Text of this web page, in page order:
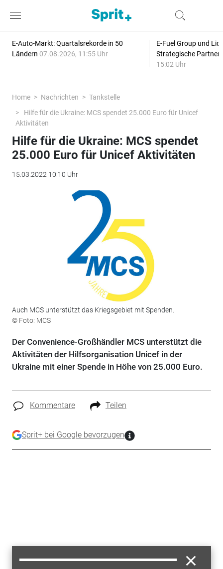
E-Auto-Markt: Quartalsrekorde in 50
Ländern 07.08.2026, 11:55 Uhr
E-Fuel Group und
Strategische
15:02 Uhr
Home Nachrichten
Tankstelle
Hilfe für die Ukraine: MCS spendet 25.000 Euro für Unicef
Aktivitäten
Hilfe für die Ukraine: MCS spendet
25.000 Euro für Unicef Aktivitäten
15.03.2022 10:10 Uhr
Auch MCS unterstützt das Kriegsgebiet mit Spenden.
© Foto: MCS
Der Convenience-Großhändler MCS unterstützt die
Aktivitäten der Hilfsorganisation Unicef in der
Ukraine mit einer Spende in Höhe von 25.000 Euro.
Kommentare Teilen
Sprit+ bei Google bevorzugen